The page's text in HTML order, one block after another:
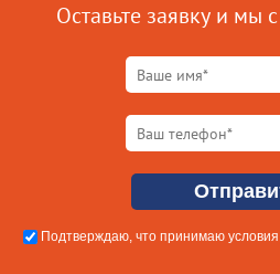
Оставьте заявку и мы
Подтверждаю, что принимаю условия